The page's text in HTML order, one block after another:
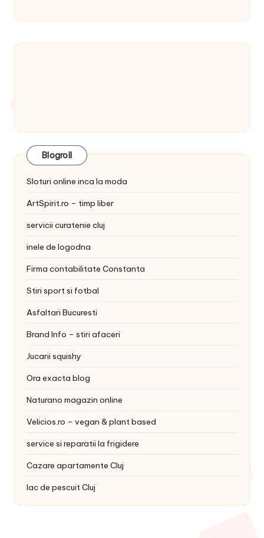
Blogroll
Sloturi online inca la moda
ArtSpirit.ro – timp liber
servicii curatenie cluj
inele de logodna
Firma contabilitate Constanta
Stiri sport si fotbal
Asfaltari Bucuresti
Brand Info – stiri afaceri
Jucarii squishy
Ora exacta blog
Naturano magazin online
Velicios.ro – vegan & plant based
service si reparatii la frigidere
Cazare apartamente Cluj
lac de pescuit Cluj